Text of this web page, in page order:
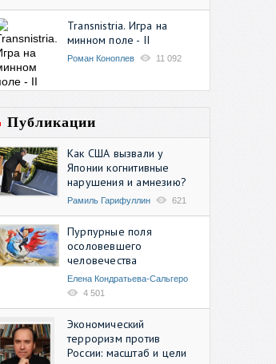
Transnistria. Игра на
минном поле - II
Роман Коноплев 11 092
Публикации
Как США вызвали у
Японии когнитивные
нарушения и амнезию?
Рамиль Гарифуллин 621
Пурпурные поля
осоловевшего
человечества
Елена Кондратьева-Сальгеро
4 501
Экономический
терроризм против
России: масштаб и цели